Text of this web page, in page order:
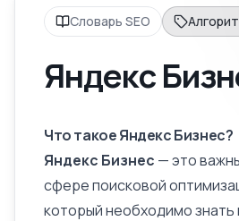
Словарь SEO
Яндекс
Что такое Яндекс Бизнес?
Яндекс Бизнес — это
сфере поисковой
который необходимо